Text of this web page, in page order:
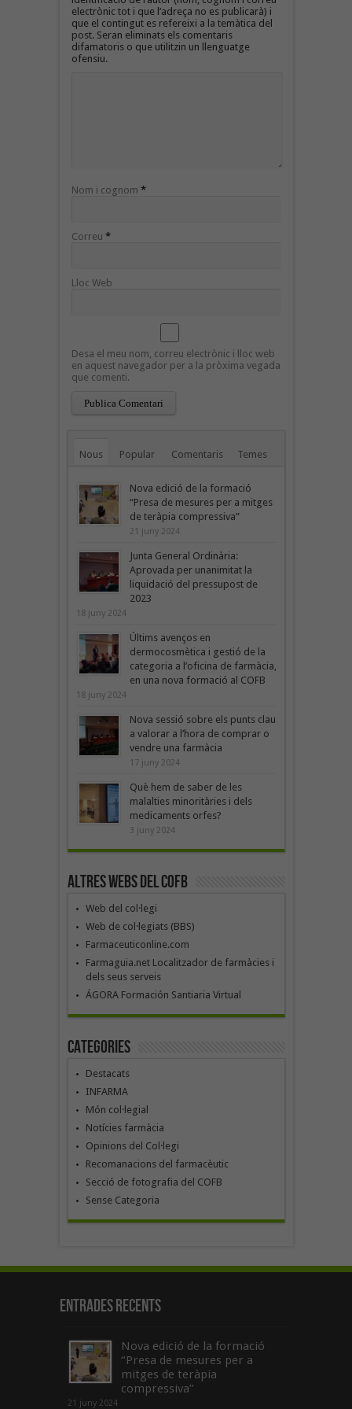
electrònic tot i que l’adreça no es publicarà) i
que el contingut es refereixi a la temàtica del
post. Seran eliminats els comentaris
difamatoris o que utilitzin un llenguatge
ofensiu.
Nom i cognom *
Correu *
Lloc Web
Desa el meu nom, correu electrònic i lloc web
en aquest navegador per a la pròxima vegada
que comenti.
Nous Popular Comentaris Temes
Nova edició de la formació
“Presa de mesures per a mitges
de teràpia compressiva”
21 juny 2024
Junta General Ordinària:
Aprovada per unanimitat la
liquidació del pressupost de
2023
18 juny 2024
Últims avenços en
dermocosmètica i gestió de la
categoria a l’oficina de farmàcia,
en una nova formació al COFB
18 juny 2024
Nova sessió sobre els punts clau
a valorar a l’hora de comprar o
vendre una farmàcia
17 juny 2024
Què hem de saber de les
malalties minoritàries i dels
medicaments orfes?
3 juny 2024
Altres webs del COFB
Web del col·legi
Web de col·legiats (BBS)
Farmaceuticonline.com
Farmaguia.net Localitzador de farmàcies i
dels seus serveis
ÁGORA Formación Santiaria Virtual
Categories
Destacats
INFARMA
Món col·legial
Notícies farmàcia
Opinions del Col·legi
Recomanacions del farmacèutic
Secció de fotografia del COFB
Sense Categoria
Entrades recents
Nova edició de la formació
“Presa de mesures per a
mitges de teràpia
compressiva”
21 juny 2024